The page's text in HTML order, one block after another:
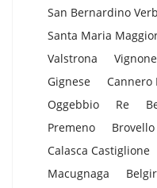
San Bernardino
Santa Maria
Valstrona
Vignone
Gignese
Cannero
Oggebbio
Re
Premeno
Calasca Castiglione
Macugnaga